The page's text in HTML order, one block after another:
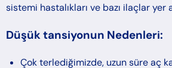
sistemi hastalıkları ve bazı ilaçlar yer
Düşük tansiyonun Nedenleri:
Çok terlediğimizde, uzun süre aç